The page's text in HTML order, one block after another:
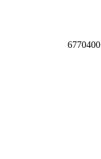
6770400